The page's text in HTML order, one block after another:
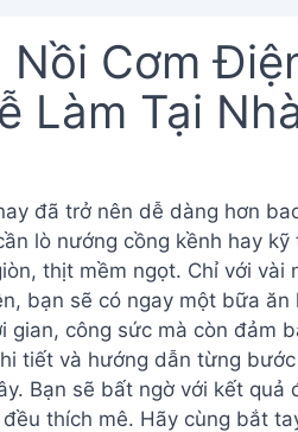
Nồi Cơm
Làm Tại
đã trở nên dễ dàng hơn
lò nướng cồng kềnh hay
thịt mềm ngọt. Chỉ với vài
bạn sẽ có ngay một bữa
gian, công sức mà còn đảm
tiết và hướng dẫn từng
Bạn sẽ bất ngờ với kết
thích mê. Hãy cùng bắt